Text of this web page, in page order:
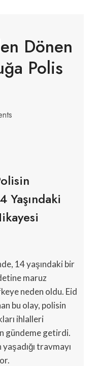
Dönen
Polis
Yaşındaki
14 yaşındaki bir
maruz
neden oldu. Eid
bu olay, polisin
ihlalleri
gündeme getirdi.
travmayı